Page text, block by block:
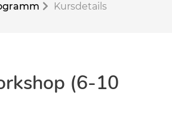
Kursdetails
(6-10